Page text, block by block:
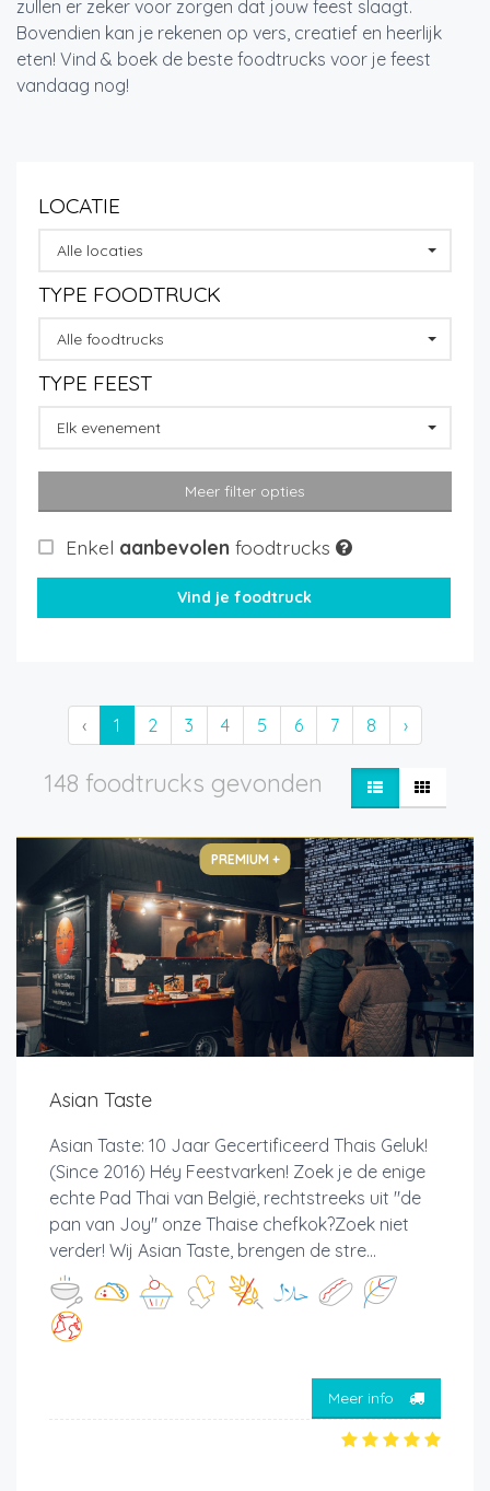
zullen er zeker voor zorgen dat jouw feest slaagt.
Bovendien kan je rekenen op vers, creatief en heerlijk
eten! Vind & boek de beste foodtrucks voor je feest
vandaag nog!
LOCATIE
Alle locaties
TYPE FOODTRUCK
Alle foodtrucks
TYPE FEEST
Elk evenement
Meer filter opties
Enkel aanbevolen foodtrucks
‹ 1 2 3 4 5 6 7 8 ›
148 foodtrucks gevonden
PREMIUM +
Asian Taste
Asian Taste: 10 Jaar Gecertificeerd Thais Geluk!
(Since 2016) Héy Feestvarken! Zoek je de enige
echte Pad Thai van België, rechtstreeks uit "de
pan van Joy" onze Thaise chefkok?Zoek niet
verder! Wij Asian Taste, brengen de stre...
Meer info